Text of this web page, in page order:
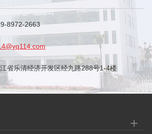
8972-2663
省乐清经济开发区经九路288号1-4楼